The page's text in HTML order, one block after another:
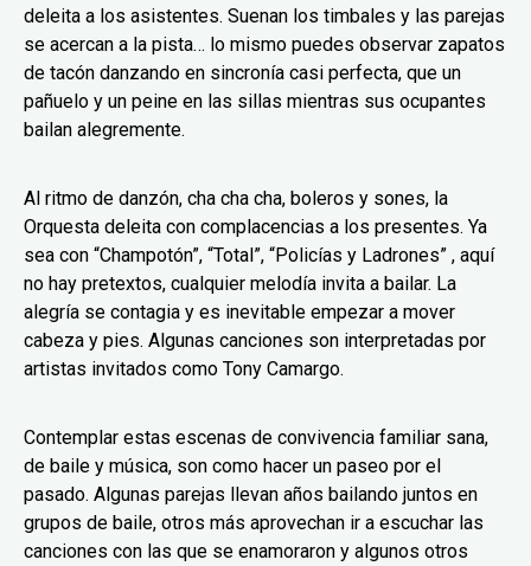
deleita a los asistentes. Suenan los timbales y las parejas
se acercan a la pista… lo mismo puedes observar zapatos
de tacón danzando en sincronía casi perfecta, que un
pañuelo y un peine en las sillas mientras sus ocupantes
bailan alegremente.
Al ritmo de danzón, cha cha cha, boleros y sones, la
Orquesta deleita con complacencias a los presentes. Ya
sea con “Champotón”, “Total”, “Policías y Ladrones” , aquí
no hay pretextos, cualquier melodía invita a bailar. La
alegría se contagia y es inevitable empezar a mover
cabeza y pies. Algunas canciones son interpretadas por
artistas invitados como Tony Camargo.
Contemplar estas escenas de convivencia familiar sana,
de baile y música, son como hacer un paseo por el
pasado. Algunas parejas llevan años bailando juntos en
grupos de baile, otros más aprovechan ir a escuchar las
canciones con las que se enamoraron y algunos otros